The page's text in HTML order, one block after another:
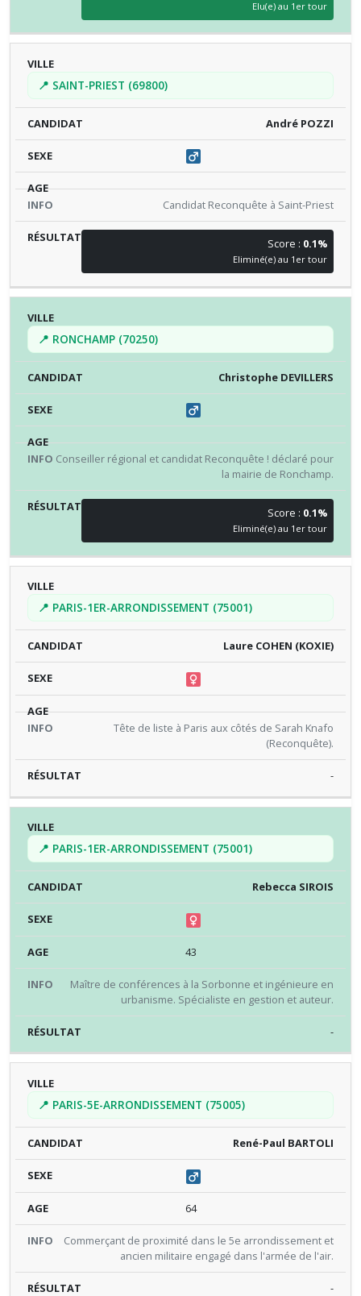
Elu(e) au 1er tour
📍 SAINT-PRIEST (69800)
André POZZI
Candidat Reconquête à Saint-Priest
Score : 0.1%
Eliminé(e) au 1er tour
📍 RONCHAMP (70250)
Christophe DEVILLERS
Conseiller régional et candidat Reconquête ! déclaré pour
la mairie de Ronchamp.
Score : 0.1%
Eliminé(e) au 1er tour
📍 PARIS-1ER-ARRONDISSEMENT (75001)
Laure COHEN (KOXIE)
Tête de liste à Paris aux côtés de Sarah Knafo
(Reconquête).
-
📍 PARIS-1ER-ARRONDISSEMENT (75001)
Rebecca SIROIS
43
Maître de conférences à la Sorbonne et ingénieure en
urbanisme. Spécialiste en gestion et auteur.
-
📍 PARIS-5E-ARRONDISSEMENT (75005)
René-Paul BARTOLI
64
Commerçant de proximité dans le 5e arrondissement et
ancien militaire engagé dans l'armée de l'air.
-